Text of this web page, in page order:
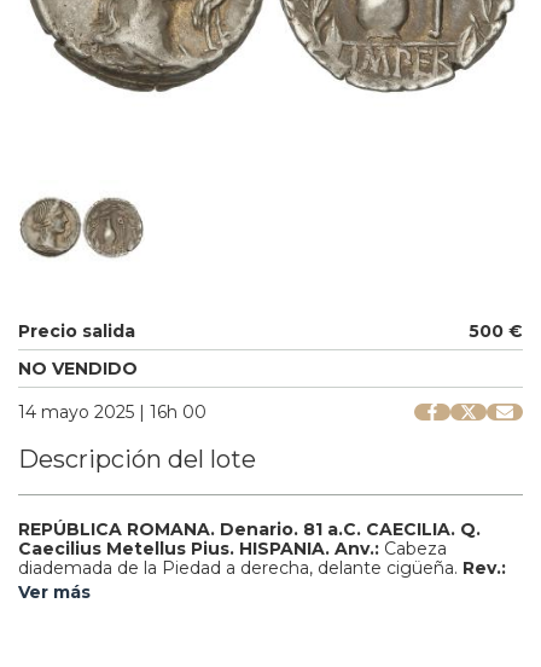
Precio salida
500 €
NO VENDIDO
14 mayo 2025 | 16h 00
Descripción del lote
REPÚBLICA ROMANA. Denario. 81 a.C. CAECILIA. Q.
Caecilius Metellus Pius. HISPANIA. Anv.: Cabeza
diademada de la Piedad a derecha, delante cigüeña. Rev.:
Praeferículo y lituo. En exergo: IMPER, todo dentro de
Ver más